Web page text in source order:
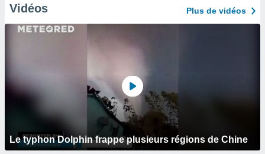
Vidéos Plus de vidéos
Le typhon Dolphin frappe plusieurs régions de Chine